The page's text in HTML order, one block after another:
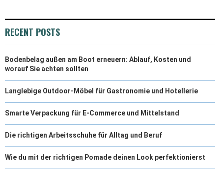
RECENT POSTS
Bodenbelag außen am Boot erneuern: Ablauf, Kosten und
worauf Sie achten sollten
Langlebige Outdoor-Möbel für Gastronomie und Hotellerie
Smarte Verpackung für E-Commerce und Mittelstand
Die richtigen Arbeitsschuhe für Alltag und Beruf
Wie du mit der richtigen Pomade deinen Look perfektionierst